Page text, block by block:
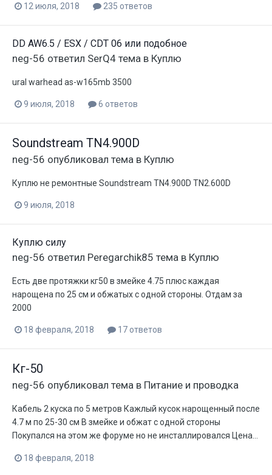
12 июля, 2018 235 ответов
DD AW6.5 / ESX / CDT 06 или подобное
neg-56 ответил SerQ4 тема в Куплю
ural warhead as-w165mb 3500
9 июля, 2018 6 ответов
Soundstream TN4.900D
neg-56 опубликовал тема в Куплю
Куплю не ремонтные Soundstream TN4.900D TN2.600D
9 июля, 2018
Куплю силу
neg-56 ответил Peregarchik85 тема в Куплю
Есть две протяжки кг50 в змейке 4.75 плюс каждая
нарощена по 25 см и обжатых с одной стороны. Отдам за
2000
18 февраля, 2018 17 ответов
Кг-50
neg-56 опубликовал тема в Питание и проводка
Кабель 2 куска по 5 метров Кажлый кусок нарощенный после
4.7 м по 25-30 см В змейке и обжат с одной стороны
Покупался на этом же форуме но не инсталлировался Цена...
18 февраля, 2018